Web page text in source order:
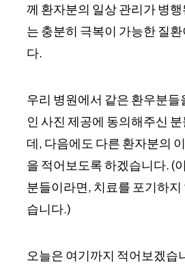
께 환자분의 일상 관리가 병
는 충분히 극복이 가능한 질
다.
우리 병원에서 같은 환우분들
인 사진 제공에 동의해주신
데, 다음에도 다른 환자분의
을 적어보도록 하겠습니다. (
분들이라면, 치료를 포기하지
습니다.)
오늘은 여기까지 적어보겠습